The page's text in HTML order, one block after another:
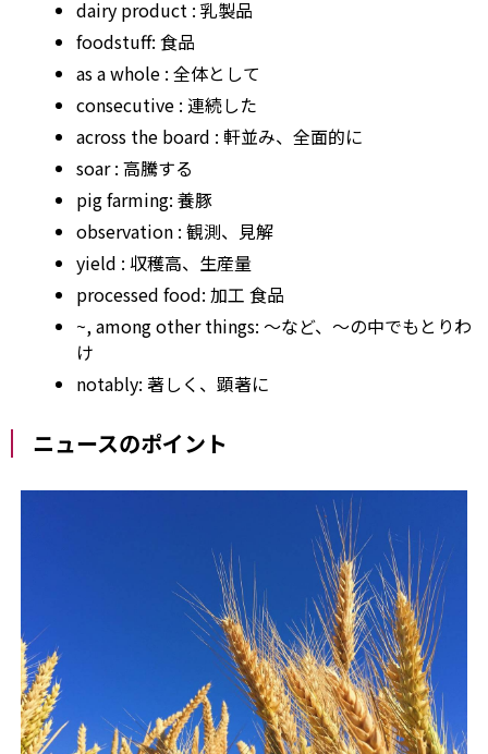
dairy product : 乳製品
foodstuff: 食品
as a whole : 全体として
consecutive : 連続した
across the board : 軒並み、全面的に
soar: 高騰する
pig farming: 養豚
observation : 観測、見解
yield : 収穫高、生産量
processed food: 加工 食品
~,amongotherthings: ～など、～の中でもとりわ
け
notably: 著しく、顕著に
ニュースのポイント